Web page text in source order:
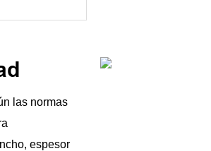
las normas
espesor